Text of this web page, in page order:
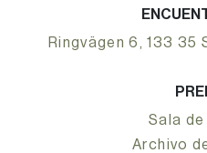
Ringvägen 6, 133 35
Sala
Archivo